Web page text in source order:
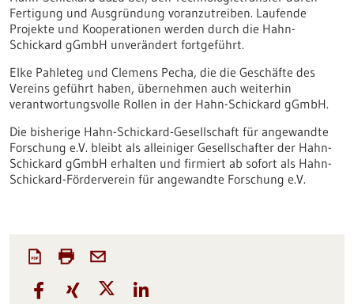
Fertigung und Ausgründung voranzutreiben. Laufende
Projekte und Kooperationen werden durch die Hahn-
Schickard gGmbH unverändert fortgeführt.
Elke Pahleteg und Clemens Pecha, die die Geschäfte des
Vereins geführt haben, übernehmen auch weiterhin
verantwortungsvolle Rollen in der Hahn-Schickard gGmbH.
Die bisherige Hahn-Schickard-Gesellschaft für angewandte
Forschung e.V. bleibt als alleiniger Gesellschafter der Hahn-
Schickard gGmbH erhalten und firmiert ab sofort als Hahn-
Schickard-Förderverein für angewandte Forschung e.V.